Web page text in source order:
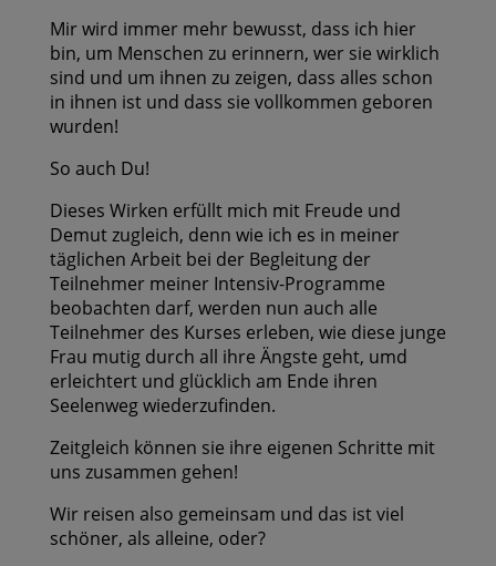
Mir wird immer mehr bewusst, dass ich hier
bin, um Menschen zu erinnern, wer sie wirklich
sind und um ihnen zu zeigen, dass alles schon
in ihnen ist und dass sie vollkommen geboren
wurden!
So auch Du!
Dieses Wirken erfüllt mich mit Freude und
Demut zugleich, denn wie ich es in meiner
täglichen Arbeit bei der Begleitung der
Teilnehmer meiner Intensiv-Programme
beobachten darf, werden nun auch alle
Teilnehmer des Kurses erleben, wie diese junge
Frau mutig durch all ihre Ängste geht, umd
erleichtert und glücklich am Ende ihren
Seelenweg wiederzufinden.
Zeitgleich können sie ihre eigenen Schritte mit
uns zusammen gehen!
Wir reisen also gemeinsam und das ist viel
schöner, als alleine, oder?